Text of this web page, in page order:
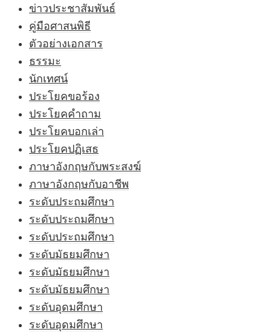
ข่าวประชาสัมพันธ์
คู่มือศาสนพิธี
ตัวอย่างเอกสาร
ธรรมะ
นักเทศน์
ประโยคขอร้อง
ประโยคคำถาม
ประโยคบอกเล่า
ประโยคปฏิเสธ
ภาษาอังกฤษกับพระสงฆ์
ภาษาอังกฤษกับอาชีพ
ระดับประถมศึกษา
ระดับประถมศึกษา
ระดับประถมศึกษา
ระดับมัธยมศึกษา
ระดับมัธยมศึกษา
ระดับมัธยมศึกษา
ระดับอุดมศึกษา
ระดับอุดมศึกษา